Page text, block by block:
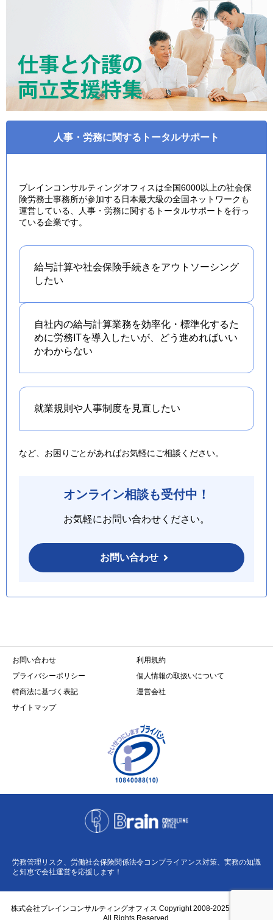
人事・労務に関するトータルサポート
ブレインコンサルティングオフィスは全国6000以上の社会保
険労務士事務所が参加する日本最大級の全国ネットワークも
運営している、人事・労務に関するトータルサポートを行っ
ている企業です。
給与計算や社会保険手続きをアウトソーシング
したい
自社内の給与計算業務を効率化・標準化するた
めに労務ITを導入したいが、どう進めればいい
かわからない
就業規則や人事制度を 見直したい
など、お困りごとがあればお気軽にご相談ください。
オンライン相談も受付中！
お気軽にお問い合わせください。
お問い合わせ
お問い合わせ
利用規約
プライバシーポリシー
個人情報の取扱いについて
特商法に基づく表記
運営会社
サイトマップ
労務管理リスク、労働社会保険関係法令コンプライアンス対策、実務の知識
と知恵で会社運営を応援します！
株式会社ブレインコンサルティングオフィス Copyright 2008-2025 BCO Co.,